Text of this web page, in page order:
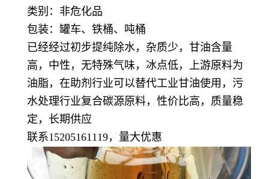
类别：非危化品
包装：罐车、铁桶、吨桶
已经经过初步提纯除水，杂质少，甘油含量
高，中性，无特殊气味，冰点低，上游原料为
油脂，在助剂行业可以替代工业甘油使用，污
水处理行业复合碳源原料，性价比高，质量稳
定，长期供应
联系15205161119，量大优惠